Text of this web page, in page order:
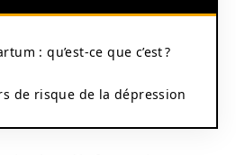
: qu’est-ce que c’est ?
de risque de la dépression